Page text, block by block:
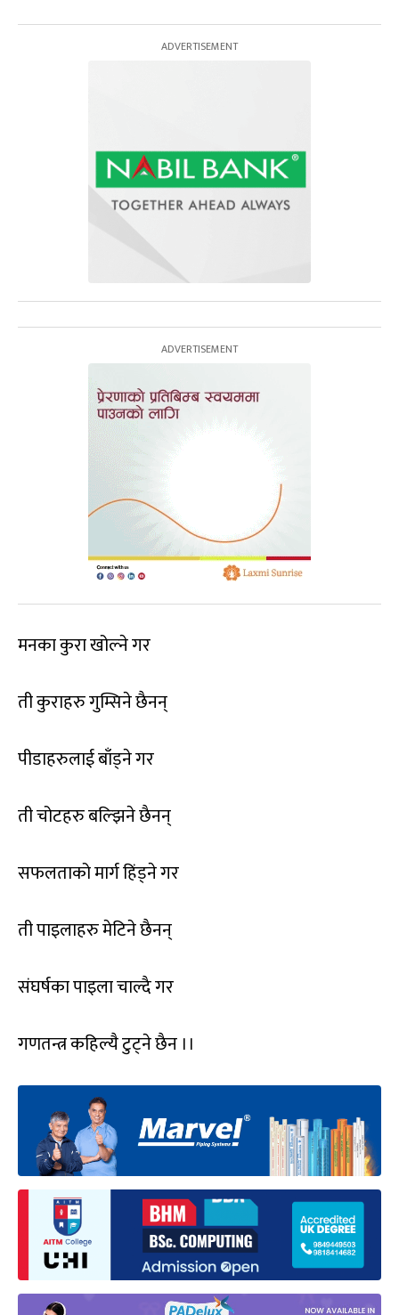
मनका कुरा खोल्ने गर
ती कुराहरु गुम्सिने छैनन्
पीडाहरुलाई बाँड्ने गर
ती चोटहरु बल्झिने छैनन्
सफलताको मार्ग हिंड्ने गर
ती पाइलाहरु मेटिने छैनन्
संघर्षका पाइला चाल्दै गर
गणतन्त्र कहिल्यै टुट्ने छैन ।।